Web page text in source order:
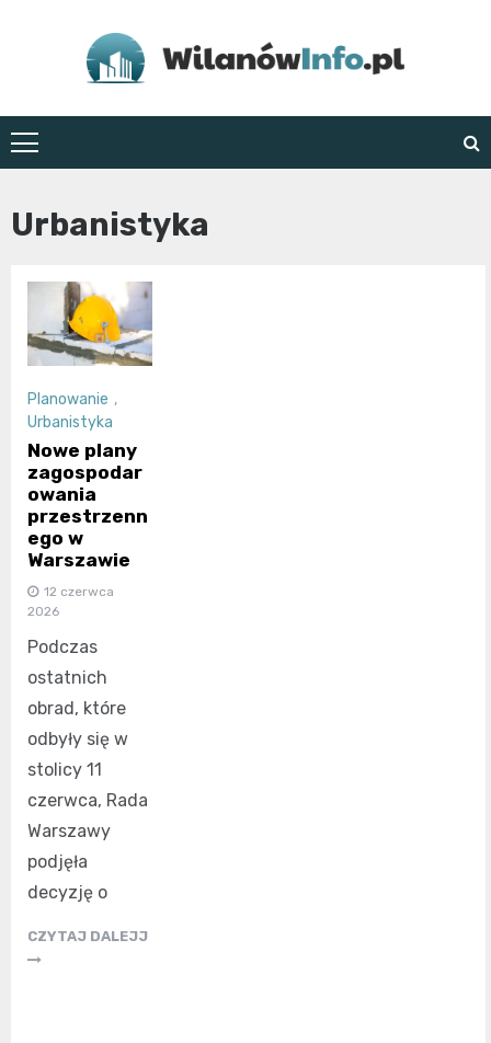
WilanówInfo.pl
Urbanistyka
Planowanie ,
Urbanistyka
Nowe plany
zagospodar
owania
przestrzenn
ego w
Warszawie
12 czerwca
2026
Podczas
ostatnich
obrad, które
odbyły się w
stolicy 11
czerwca, Rada
Warszawy
podjęła
decyzję o
CZYTAJ DALEJJ